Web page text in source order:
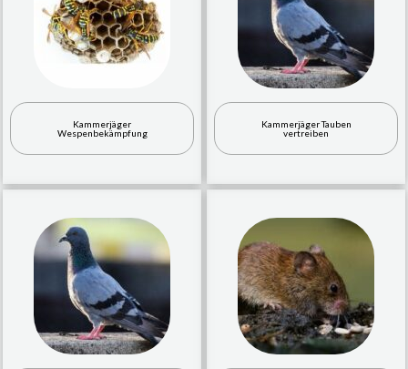
Kammerjäger
Wespenbekämpfung
Kammerjäger Tauben
vertreiben